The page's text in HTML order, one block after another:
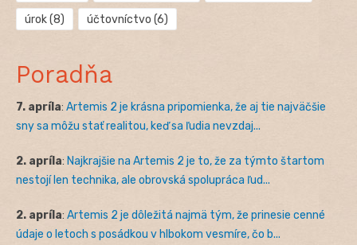
úrok(8) účtovníctvo (6)
Poradňa
7. apríla: Artemis 2 je krásna pripomienka, že aj tie najväčšie
sny sa môžu stať realitou, keď sa ľudia nevzdaj...
2. apríla: Najkrajšie na Artemis 2 je to, že za týmto štartom
nestojí len technika, ale obrovská spolupráca ľud...
2. apríla: Artemis 2 je dôležitá najmä tým, že prinesie cenné
údaje o letoch s posádkou v hlbokom vesmíre, čo b...